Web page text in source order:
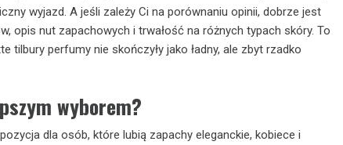
wyjazd. A jeśli zależy Ci na porównaniu opinii, dobrze jest
opis nut zapachowych i trwałość na różnych typach skóry. To
tilbury perfumy nie skończyły jako ładny, ale zbyt rzadko
wyborem?
dla osób, które lubią zapachy eleganckie, kobiece i